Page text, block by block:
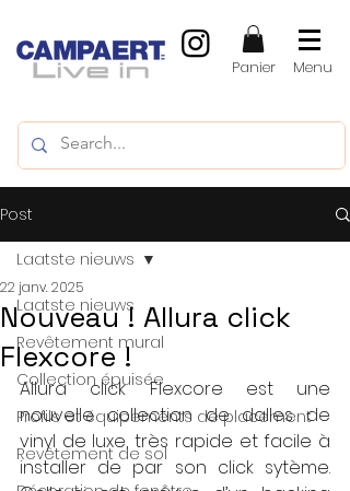
Panier Menu
Post
Laatste nieuws
Revêtement mural
Collection épuisée
Profils et équipements de placement
Revêtement de sol
Laatste nieuws
Nouveau ! Allura click
Flexcore !
22 janv. 2025
Allura click Flexcore est une
nouvelle collection de dalles de
vinyl de luxe, très rapide et facile à
installer de par son click sytème.